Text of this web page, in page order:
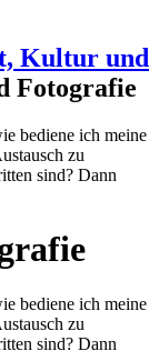
Kultur und
Fotografie
bediene ich meine
zu
sind? Dann
bediene ich meine
zu
sind? Dann